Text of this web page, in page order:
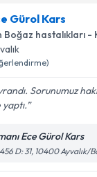
e-posta ile
işlenmesine ilişkin
kabul
Gürol Kars
Boğaz hastalıkları -
Sorunumuz
Ece Gürol Kars
D: 31, 10400 Ayvalık/